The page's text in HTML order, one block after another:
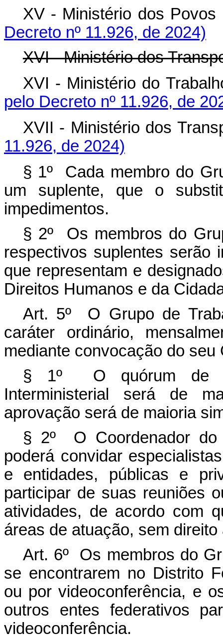
XV - Ministério dos
Decreto nº 11.926, de 2024)
XVI - Ministério dos
XVI - Ministério do
pelo Decreto nº 11.926, de
XVII - Ministério dos
11.926, de 2024)
§ 1º Cada membro do
um suplente, que o
impedimentos.
§ 2º Os membros do
respectivos suplentes serão
que representam e
Direitos Humanos e da
Art. 5º O Grupo de
caráter ordinário,
mediante convocação do seu
§ 1º O quórum de
Interministerial será de
aprovação será de maioria
§ 2º O Coordenador do
poderá convidar
e entidades, públicas e
participar de suas reuniões
atividades, de acordo com
áreas de atuação, sem direito
Art. 6º Os membros do
se encontrarem no Distrito
ou por videoconferência, e
outros entes federativos
videoconferência.